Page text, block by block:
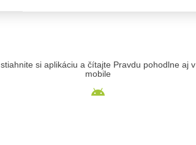
stiahnite si aplikáciu a čítajte Pravdu pohodlne aj v
mobile